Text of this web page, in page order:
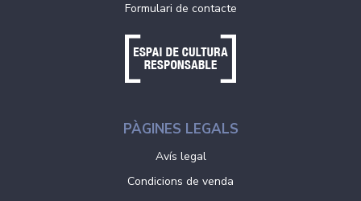
Formulari de contacte
PÀGINES LEGALS
Avís legal
Condicions de venda